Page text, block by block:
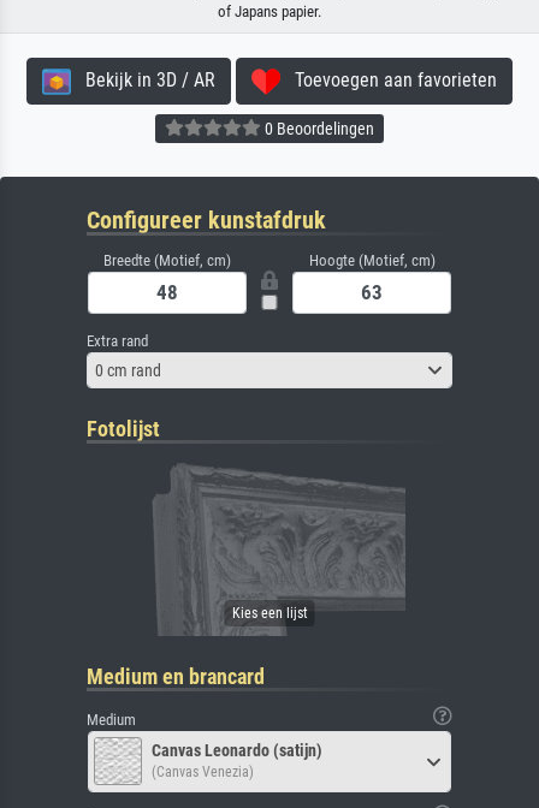
of Japans papier.
Bekijk in 3D / AR Toevoegen aan favorieten
0 Beoordelingen
Configureer kunstafdruk
Breedte (Motief, cm) Hoogte (Motief, cm)
Extra rand
0 cm rand
Fotolijst
Medium en brancard
Medium
Canvas Leonardo (satijn)
(Canvas Venezia)